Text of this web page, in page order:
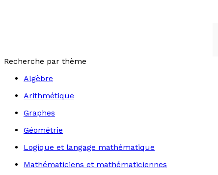
Recherche par thème
Algèbre
Arithmétique
Graphes
Géométrie
Logique et langage mathématique
Mathématiciens et mathématiciennes